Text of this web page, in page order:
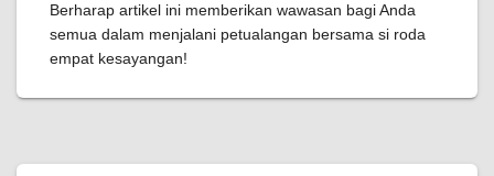
Berharap artikel ini memberikan wawasan bagi Anda
semua dalam menjalani petualangan bersama si roda
empat kesayangan!